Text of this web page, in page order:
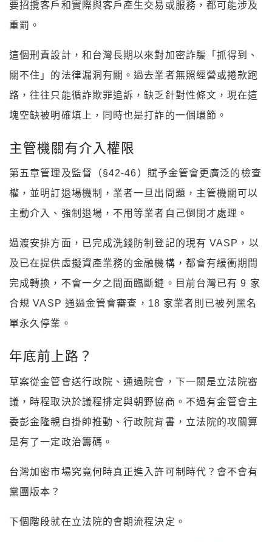
關不住」的法律漏洞有關。過去業者無照經營或捲款跑
塊空缺被明確填上，同時也是打詐的一個環節。
主管機關有介入權限
第五章管理及監督（§42-46）賦予金管會更廣泛的檢查
主動介入、強制退場，不用等業者自己倒閉才處理。
過渡安排方面，已完成洗錢防制登記的現有 VASP，以
及已在提供虛擬資產業務的金融機構，都會有緩衝期間
合規 VASP 通過金管會審查，18 家業者則已被列黑名
單永久停業。
年底前上路？
草案從金管會送行政院、通過院會，下一關是立法院審
是有了一定政治籌碼。
台灣加密市場究竟何時真正進入許可制時代？會不會有
黨團版本？
下個階段就在立法院的會期流程決定。
如要下載完整版行政院版本專法草案》